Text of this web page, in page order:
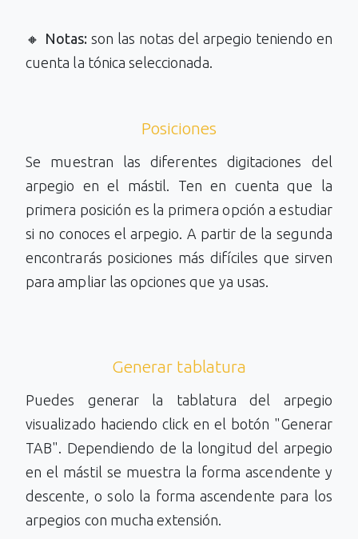
🔸 Notas: son las notas del arpegio teniendo en
cuenta la tónica seleccionada.
Posiciones
Se muestran las diferentes digitaciones del
arpegio en el mástil. Ten en cuenta que la
primera posición es la primera opción a estudiar
si no conoces el arpegio. A partir de la segunda
encontrarás posiciones más difíciles que sirven
para ampliar las opciones que ya usas.
Generar tablatura
Puedes generar la tablatura del arpegio
visualizado haciendo click en el botón "Generar
TAB". Dependiendo de la longitud del arpegio
en el mástil se muestra la forma ascendente y
descente, o solo la forma ascendente para los
arpegios con mucha extensión.